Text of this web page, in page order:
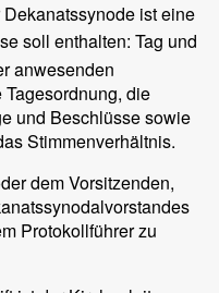
ist eine
soll enthalten: Tag und
anwesenden
die
und Beschlüsse sowie
Stimmenverhältnis.
dem Vorsitzenden,
Protokollführer zu